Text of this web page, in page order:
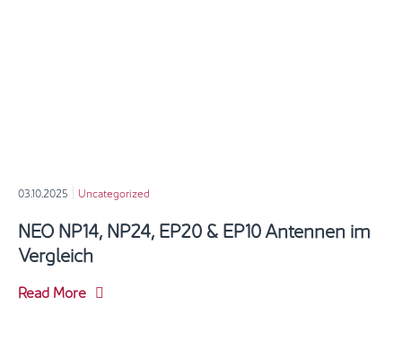
03.10.2025 Uncategorized
NEO NP14, NP24, EP20 & EP10 Antennen im
Vergleich
Read More